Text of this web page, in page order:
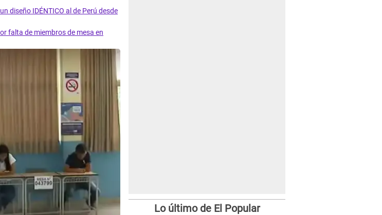
diseño IDÉNTICO al de Perú desde
falta de miembros de mesa en
Lo último de El Popular